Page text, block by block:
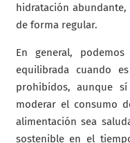
hidratación
de forma regular.
En general,
equilibrada cuando
prohibidos, aunque
moderar el consumo
alimentación sea
sostenible en el